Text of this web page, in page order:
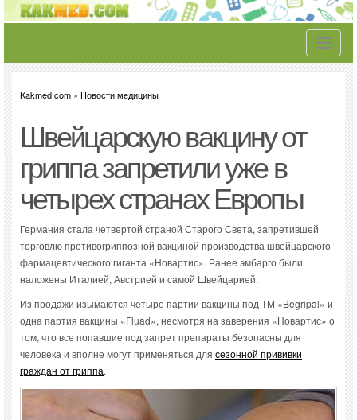
Toggle
Kakmed.com » Новости медицины
Швейцарскую вакцину от
гриппа запретили уже в
четырех странах Европы
Германия стала четвертой страной Старого Света, запретившей
торговлю противогриппозной вакциной производства швейцарского
фармацевтического гиганта «Новартис». Ранее эмбарго были
наложены Италией, Австрией и самой Швейцарией.
Из продажи изымаются четыре партии вакцины под ТМ «Begripal» и
одна партия вакцины «Fluad», несмотря на заверения «Новартис» о
том, что все попавшие под запрет препараты безопасны для
человека и вполне могут применяться для сезонной прививки
граждан от гриппа.